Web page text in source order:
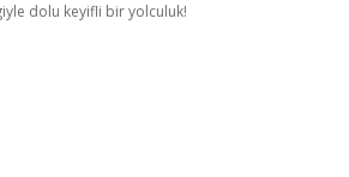
dolu keyifli bir yolculuk!